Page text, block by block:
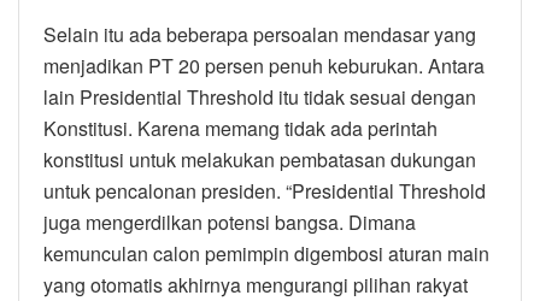
Selain itu ada beberapa persoalan mendasar yang
menjadikan PT 20 persen penuh keburukan. Antara
lain Presidential Threshold itu tidak sesuai dengan
Konstitusi. Karena memang tidak ada perintah
konstitusi untuk melakukan pembatasan dukungan
untuk pencalonan presiden. “Presidential Threshold
juga mengerdilkan potensi bangsa. Dimana
kemunculan calon pemimpin digembosi aturan main
yang otomatis akhirnya mengurangi pilihan rakyat